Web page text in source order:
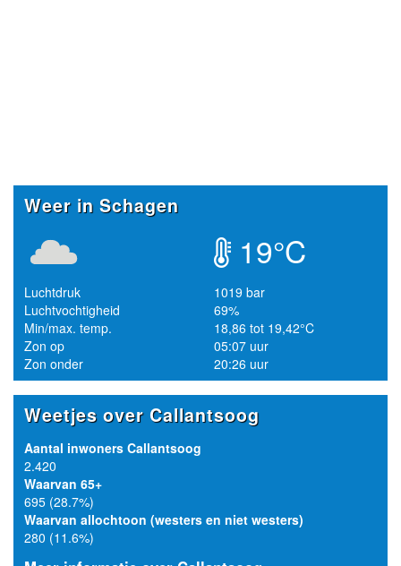
Weer in Schagen
19°C
Luchtdruk
1019 bar
Luchtvochtigheid
69%
Min/max. temp.
18,86 tot 19,42°C
Zon op
05:07 uur
Zon onder
20:26 uur
Weetjes over Callantsoog
Aantal inwoners Callantsoog
2.420
Waarvan 65+
695 (28.7%)
Waarvan allochtoon (westers en niet westers)
280 (11.6%)